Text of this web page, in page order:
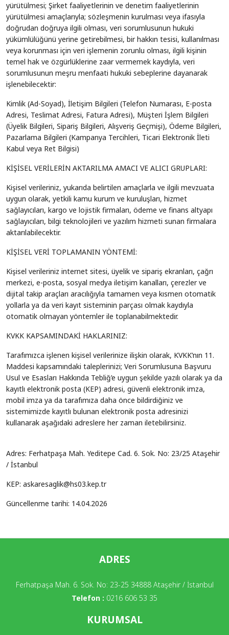
yürütülmesi; Şirket faaliyetlerinin ve denetim faaliyetlerinin
yürütülmesi amaçlarıyla; sözleşmenin kurulması veya ifasıyla
doğrudan doğruya ilgili olması, veri sorumlusunun hukuki
yükümlülüğünü yerine getirebilmesi, bir hakkın tesisi, kullanılması
veya korunması için veri işlemenin zorunlu olması, ilgili kişinin
temel hak ve özgürlüklerine zaar vermemek kaydıyla, veri
sorumlusunun meşru menfaati hukuki sebeplerine dayanarak
işlenebilecektir:
Kimlik (Ad-Soyad), İletişim Bilgileri (Telefon Numarası, E-posta
Adresi, Teslimat Adresi, Fatura Adresi), Müşteri İşlem Bilgileri
(Üyelik Bilgileri, Sipariş Bilgileri, Alışveriş Geçmişi), Ödeme Bilgileri,
Pazarlama Bilgileri (Kampanya Tercihleri, Ticari Elektronik İleti
Kabul veya Ret Bilgisi)
KİŞİSEL VERİLERİN AKTARILMA AMACI VE ALICI GRUPLARI:
Kişisel verileriniz, yukarıda belirtilen amaçlarla ve ilgili mevzuata
uygun olarak, yetkili kamu kurum ve kuruluşları, hizmet
sağlayıcıları, kargo ve lojistik firmaları, ödeme ve finans altyapı
sağlayıcıları, bilgi teknolojileri ve yazılım hizmeti sunan firmalara
aktarılabilecektir.
KİŞİSEL VERİ TOPLAMANIN YÖNTEMİ:
Kişisel verileriniz internet sitesi, üyelik ve sipariş ekranları, çağrı
merkezi, e-posta, sosyal medya iletişim kanalları, çerezler ve
dijital takip araçları aracılığıyla tamamen veya kısmen otomatik
yollarla ya da veri kayıt sisteminin parçası olmak kaydıyla
otomatik olmayan yöntemler ile toplanabilmektedir.
KVKK KAPSAMINDAKİ HAKLARINIZ:
Tarafımızca işlenen kişisel verilerinize ilişkin olarak, KVKK’nın 11.
Maddesi kapsamındaki taleplerinizi; Veri Sorumlusuna Başvuru
Usul ve Esasları Hakkında Tebliğ’e uygun şekilde yazılı olarak ya da
kayıtlı elektronik posta (KEP) adresi, güvenli elektronik imza,
mobil imza ya da tarafımıza daha önce bildirdiğiniz ve
sistemimizde kayıtlı bulunan elektronik posta adresinizi
kullanarak aşağıdaki adreslere her zaman iletebilirsiniz.
Adres: Ferhatpaşa Mah. Yeditepe Cad. 6. Sok. No: 23/25 Ataşehir
/ İstanbul
KEP: askaresaglik@hs03.kep.tr
Güncellenme tarihi: 14.04.2026
ADRES
Ferhatpaşa Mah. 6. Sok. No: 23-25 34888 Ataşehir / İstanbul
Telefon : 0216 606 53 35
KURUMSAL